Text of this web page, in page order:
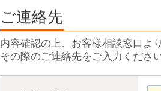
ご連絡先
内容確認の上、お客様相談窓口よ
その際のご連絡先をご入力ください